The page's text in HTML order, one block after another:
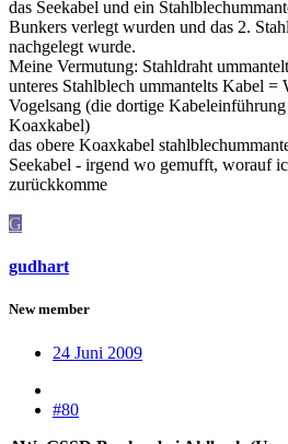
das Seekabel und ein
Bunkers verlegt wurden und das 2.
nachgelegt wurde.
Meine Vermutung: Stahldraht
unteres Stahlblech ummantelts Kabel =
Vogelsang (die dortige
Koaxkabel)
das obere Koaxkabel
Seekabel - irgend wo gemufft, worauf
zurückkomme
G
gudhart
New member
24 Juni 2009
#80